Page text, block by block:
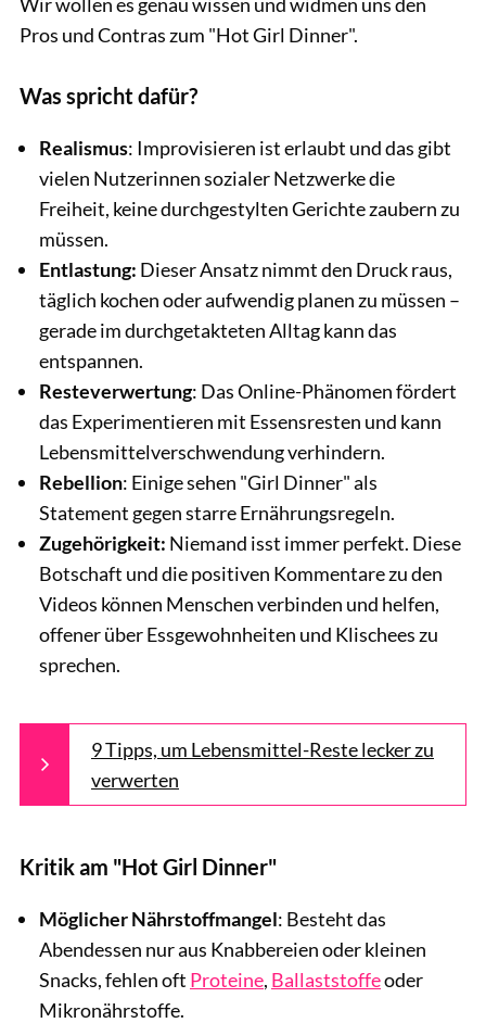
Pros und Contras zum "Hot Girl Dinner".
Was spricht dafür?
Realismus: Improvisieren ist erlaubt und das gibt
vielen Nutzerinnen sozialer Netzwerke die
Freiheit, keine durchgestylten Gerichte zaubern zu
müssen.
Entlastung: Dieser Ansatz nimmt den Druck raus,
täglich kochen oder aufwendig planen zu müssen –
gerade im durchgetakteten Alltag kann das
entspannen.
Resteverwertung: Das Online-Phänomen fördert
das Experimentieren mit Essensresten und kann
Lebensmittelverschwendung verhindern.
Rebellion: Einige sehen "Girl Dinner"als
Statement gegen starre Ernährungsregeln.
Zugehörigkeit: Niemand isst immer perfekt. Diese
Botschaft und die positiven Kommentare zu den
Videos können Menschen verbinden und helfen,
offener über Essgewohnheiten und Klischees zu
sprechen.
9 Tipps, um Lebensmittel-Reste lecker zu
verwerten
Kritik am "Hot Girl Dinner"
Möglicher Nährstoffmangel: Besteht das
Abendessen nur aus Knabbereien oder kleinen
Snacks, fehlen oft Proteine, Ballaststoffeoder
Mikronährstoffe.